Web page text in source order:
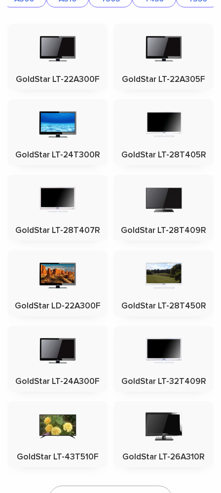
GoldStar LT-22A300F GoldStar LT-22A305F
GoldStar LT-24T300R GoldStar LT-28T405R
GoldStar LT-28T407R GoldStar LT-28T409R
GoldStar LD-22A300F GoldStar LT-28T450R
GoldStar LT-24A300F GoldStar LT-32T409R
GoldStar LT-43T510F GoldStar LT-26A310R